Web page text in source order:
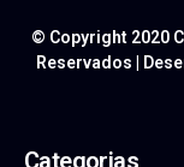
© Copyright 2020
Reservados |
Categorias